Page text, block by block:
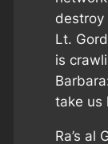
destroy
Lt.
is
take us
Ra’s al